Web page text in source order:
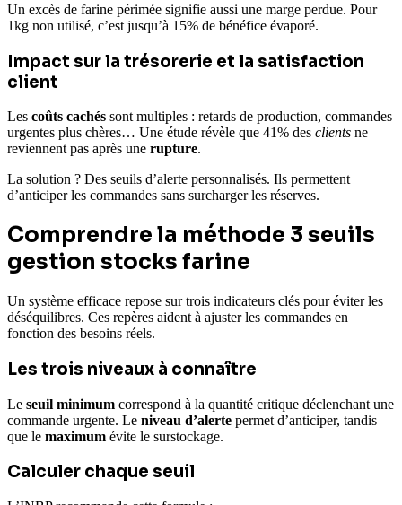
Un excès de farine périmée signifie aussi une marge perdue. Pour
1kg non utilisé, c’est jusqu’à 15% de bénéfice évaporé.
Impact sur la trésorerie et la satisfaction
client
Les coûts cachés sont multiples : retards de production, commandes
urgentes plus chères… Une étude révèle que 41% des clients ne
reviennent pas après une rupture.
La solution ? Des seuils d’alerte personnalisés. Ils permettent
d’anticiper les commandes sans surcharger les réserves.
Comprendre la méthode 3 seuils
gestion stocks farine
Un système efficace repose sur trois indicateurs clés pour éviter les
déséquilibres. Ces repères aident à ajuster les commandes en
fonction des besoins réels.
Les trois niveaux à connaître
Le seuil minimum correspond à la quantité critique déclenchant une
commande urgente. Le niveau d’alerte permet d’anticiper, tandis
que le maximum évite le surstockage.
Calculer chaque seuil